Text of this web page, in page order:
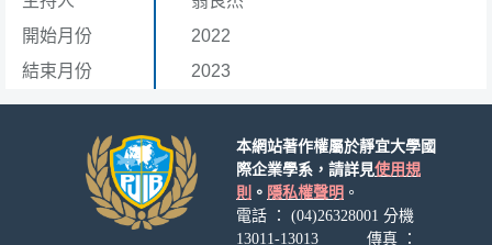
開始月份
2022
結束月份
2023
本網站著作權屬於靜宜大學國
際企業學系，請詳見使用規
則 。 隱私權聲明 。
電話 ： (04)26328001 分機
13011-13013 傳真 ：